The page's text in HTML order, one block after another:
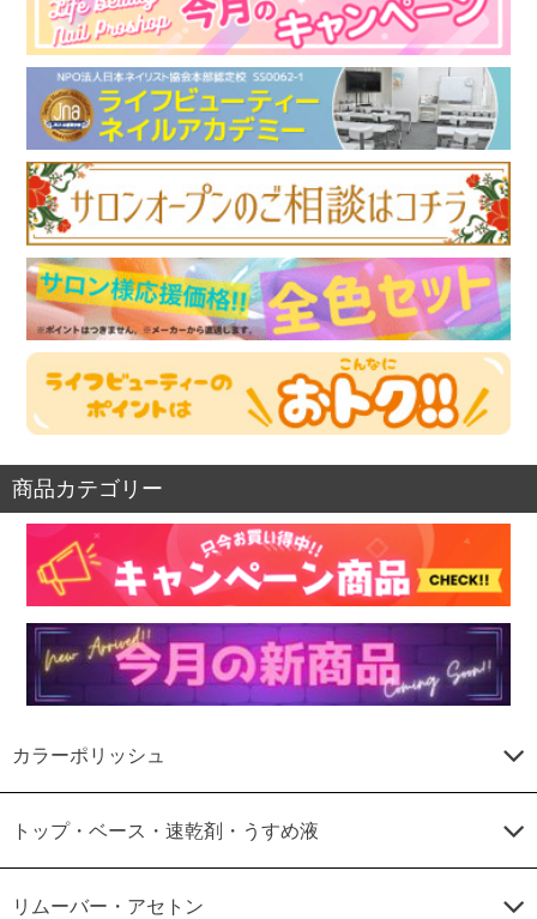
商品カテゴリー
カラーポリッシュ
トップ・ベース・速乾剤・うすめ液
リムーバー・アセトン